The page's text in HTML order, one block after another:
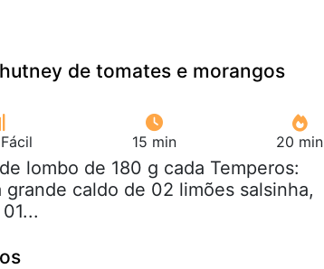
de tomates e morangos
15 min 20 min
lombo de 180 g cada Temperos:
caldo de 02 limões salsinha,